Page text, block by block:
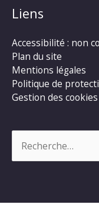
Liens
Accessibilité : non
Plan du site
Mentions légales
Politique de
Gestion des cookies